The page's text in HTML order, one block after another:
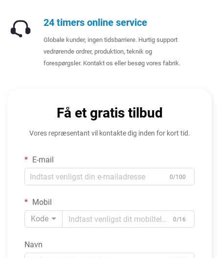
24 timers online service
Globale kunder, ingen tidsbarriere. Hurtig support
vedrørende ordrer, produktion, teknik og
forespørgsler. Kontakt os eller besøg vores fabrik.
Få et gratis tilbud
Vores repræsentant vil kontakte dig inden for kort tid.
E-mail
0/100
Mobil
Kode
0/16
Navn